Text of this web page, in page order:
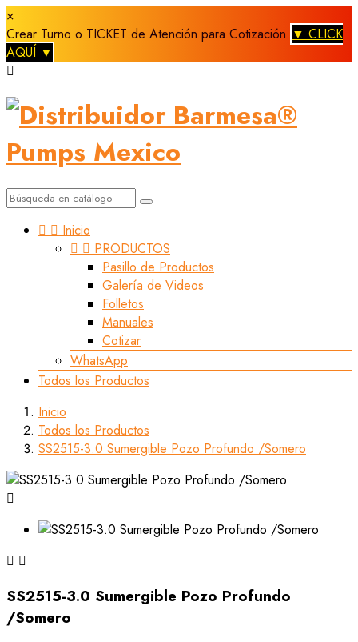
×
Crear Turno o TICKET de Atención para Cotización ▼ CLICK
AQUÍ ▼

  Inicio
  PRODUCTOS
Pasillo de Productos
Galería de Videos
Folletos
Manuales
Cotizar
WhatsApp
Todos los Productos
Inicio
Todos los Productos
SS2515-3.0 Sumergible Pozo Profundo /Somero

 
SS2515-3.0 Sumergible Pozo Profundo
/Somero